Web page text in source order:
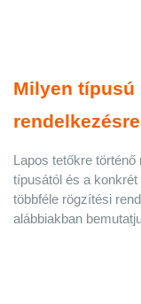
Milyen típusú
Lapos tetőkre
típusától és a
többféle rögzítési
alábbiakban